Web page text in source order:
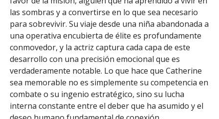
las sombras y a convertirse en lo que sea necesario
para sobrevivir. Su viaje desde una niña abandonada a
una operativa encubierta de élite es profundamente
conmovedor, y la actriz captura cada capa de este
desarrollo con una precisión emocional que es
verdaderamente notable. Lo que hace que Catherine
sea memorable no es simplemente su competencia en
combate o su ingenio estratégico, sino su lucha
interna constante entre el deber que ha asumido y el